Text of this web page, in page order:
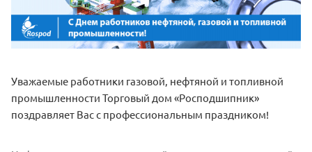
Уважаемые работники газовой, нефтяной и топливной
промышленности Торговый дом «Росподшипник»
поздравляет Вас с профессиональным праздником!